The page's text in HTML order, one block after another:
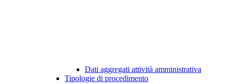
Dati aggregati attività amministrativa
Tipologie di procedimento